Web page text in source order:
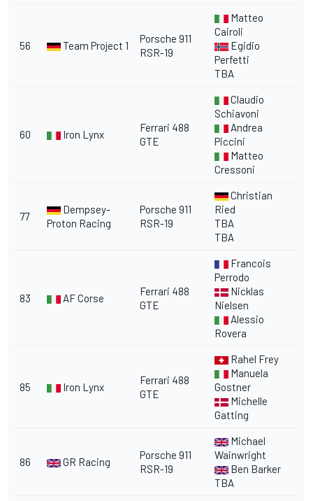
56 Team Project 1
Porsche 911
RSR-19
Matteo
Cairoli
Egidio
Perfetti
TBA
60 Iron Lynx
Ferrari 488
GTE
Claudio
Schiavoni
Andrea
Piccini
Matteo
Cressoni
77
Dempsey-
Proton Racing
Porsche 911
RSR-19
Christian
Ried
TBA
TBA
83 AF Corse
Ferrari 488
GTE
Francois
Perrodo
Nicklas
Nielsen
Alessio
Rovera
85 Iron Lynx
Ferrari 488
GTE
Rahel Frey
Manuela
Gostner
Michelle
Gatting
86 GR Racing
Porsche 911
RSR-19
Michael
Wainwright
Ben Barker
TBA